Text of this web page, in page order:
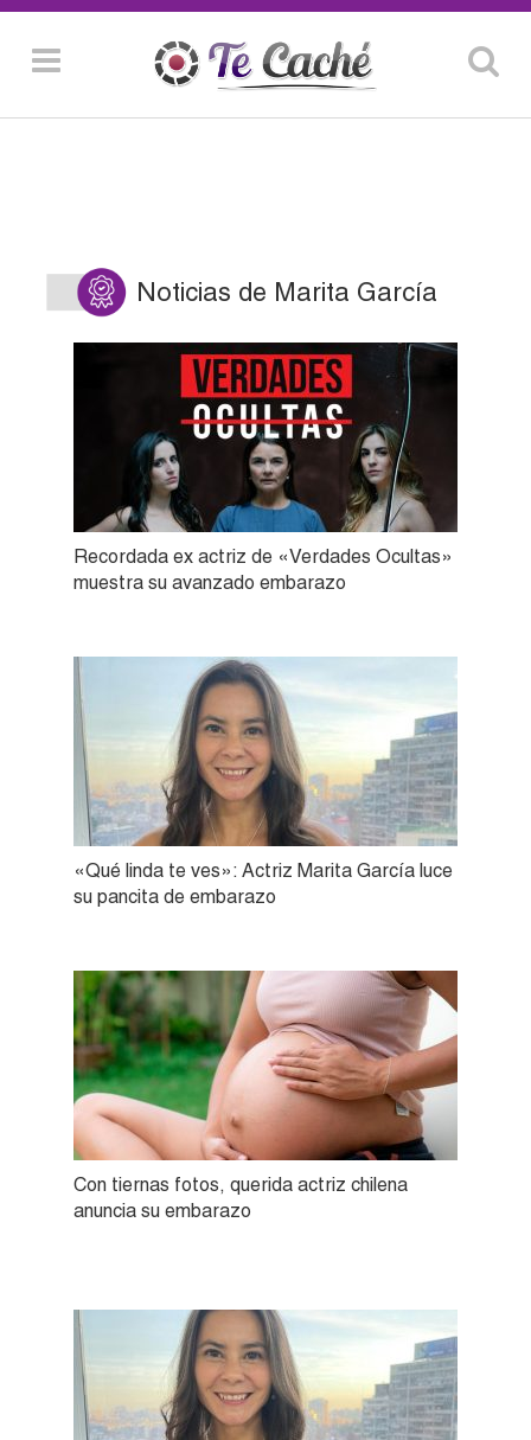
Noticias de Marita García
Recordada ex actriz de «Verdades Ocultas»
muestra su avanzado embarazo
«Qué linda te ves»: Actriz Marita García luce
su pancita de embarazo
Con tiernas fotos, querida actriz chilena
anuncia su embarazo